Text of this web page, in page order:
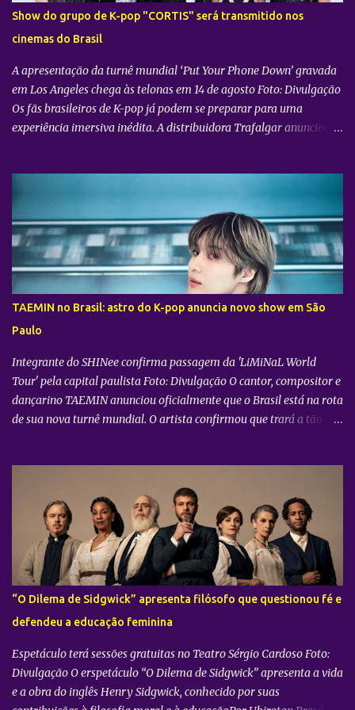
Show do grupo de K-pop "CORTIS" será transmitido nos
cinemas do Brasil
A apresentação da turnê mundial ‘Put Your Phone Down’ gravada
em Los Angeles chega às telonas em 14 de agosto Foto: Divulgação
Os fãs brasileiros de K-pop já podem se preparar para uma
experiência imersiva inédita. A distribuidora Trafalgar anunciou o
realizado diretamente do YouTube Theater , na cidade de Los
Angeles (EUA). O objetivo da ação é proporcionar ao público uma
vivência cinematográfica com som e imagem de alta qualidade,
conectando os fãs de todo o mundo à energia da primeira turnê
mundial do quinteto. Produzido pela gigante do entretenimento
asiático HYBE e distribuído globalmente pela Trafalgar, o evento
promete transportar o fandom — conhecido oficialmente como
COERS — para o centro da apresentação. Como um bônus especial
para as sessões nos cine...
TAEMIN no Brasil: astro do K-pop anuncia novo show em São
Paulo
Integrante do SHINee confirma passagem da 'LiMiNaL World
Tour' pela capital paulista Foto: Divulgação O cantor, compositor e
dançarino TAEMIN anunciou oficialmente que o Brasil está na rota
de sua nova turnê mundial. O artista confirmou que trará a tão
excursão do astro rodará o mundo com apresentações distribuídas
pela Ásia, América do Norte e América do Sul. Além do aguardado
encontro com os fãs brasileiros em São Paulo, a agenda
internacional do artista tem paradas confirmadas em metrópoles
como Seul, San José, Los Angeles, Las Vegas, Grand Prairie,
Chicago, Newark, Monterrey, Cidade do México, Santiago e Lima.
Retorno após sucesso como solista no país Foto: Divulgação A
confirmação do novo espetáculo firma o rápido retorno de
TAEMIN ...
“O Dilema de Sidgwick” apresenta filósofo que questionou fé e
defendeu a educação feminina
Espetáculo terá sessões gratuitas no Teatro Sérgio Cardoso Foto:
Divulgação O erspetáculo “O Dilema de Sidgwick” apresenta a vida
e a obra do inglês Henry Sidgwick, conhecido por suas